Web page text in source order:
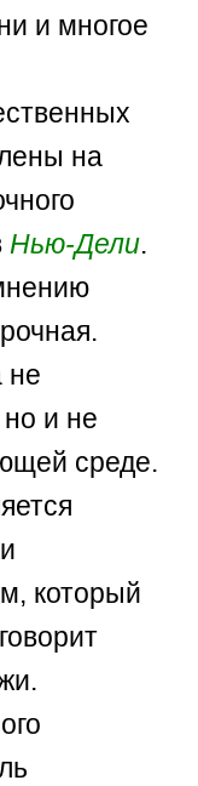
и многое
на
Нью-Дели.
не
и не
среде.
который